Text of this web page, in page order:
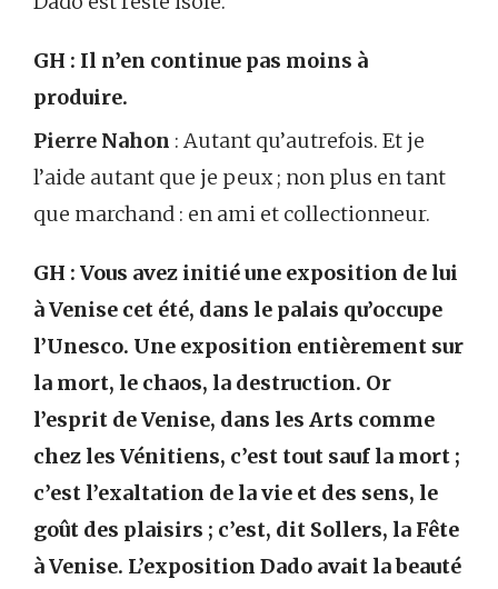
GH : Il n’en continue pas moins à
produire.
Pierre Nahon : Autant qu’autrefois. Et je
l’aide autant que je peux ; non plus en tant
que marchand : en ami et collectionneur.
GH : Vous avez initié une exposition de lui
à Venise cet été, dans le palais qu’occupe
l’Unesco. Une exposition entièrement sur
la mort, le chaos, la destruction. Or
l’esprit de Venise, dans les Arts comme
chez les Vénitiens, c’est tout sauf la mort ;
c’est l’exaltation de la vie et des sens, le
goût des plaisirs ; c’est, dit Sollers, la Fête
à Venise. L’exposition Dado avait la beauté